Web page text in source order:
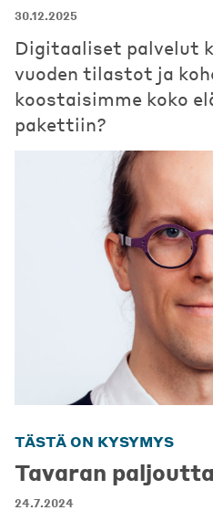
30.12.2025
Digitaaliset palvelut
vuoden tilastot ja
koostaisimme koko
pakettiin?
TÄSTÄ ON KYSYMYS
Tavaran paljoutta
24.7.2024